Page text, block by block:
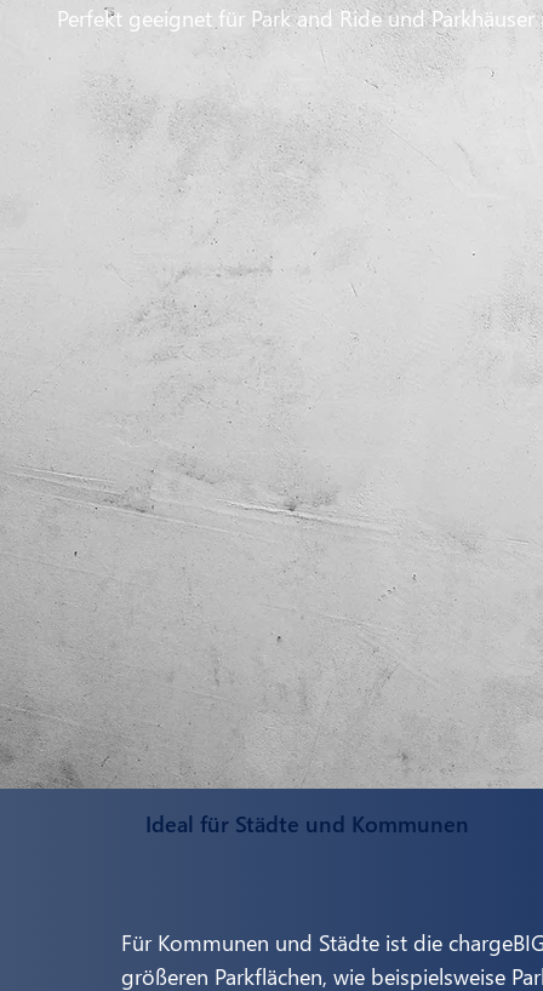
Perfekt geeignet für Park and Ride und
Ideal für Städte und Kommunen
Für Kommunen und Städte ist die
größeren Parkflächen, wie beispielsweise